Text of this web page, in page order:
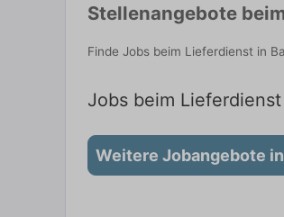
Stellenangebote
Finde Jobs beim Lieferdienst in
Jobs beim
Weitere Jobangebote